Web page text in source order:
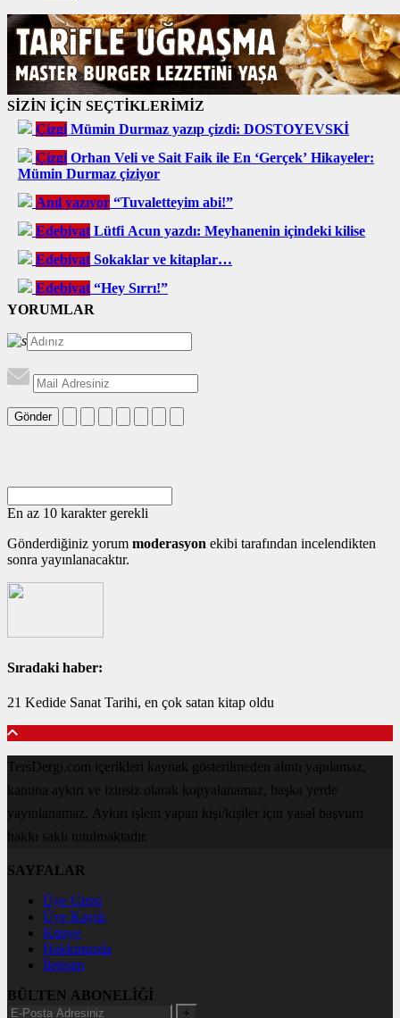
SİZİN İÇİN SEÇTİKLERİMİZ
Çizgi Mümin Durmaz yazıp çizdi: DOSTOYEVSKİ
Çizgi Orhan Veli ve Sait Faik ile En ‘Gerçek’ Hikayeler:
Mümin Durmaz çiziyor
Anıl yazıyor “Tuvaletteyim abi!”
Edebiyat Lütfi Acun yazdı: Meyhanenin içindeki kilise
Edebiyat Sokaklar ve kitaplar…
Edebiyat “Hey Sırrı!”
YORUMLAR
Gönder
En az 10 karakter gerekli
Gönderdiğiniz yorum moderasyon ekibi tarafından incelendikten
sonra yayınlanacaktır.
Sıradaki haber:
21 Kedide Sanat Tarihi, en çok satan kitap oldu
TersDergi.com içerikleri kaynak gösterilmeden alıntı yapılamaz,
kanuna aykırı ve izinsiz olarak kopyalanamaz, başka yerde
yayınlanamaz. Aykırı işlem yapan kişi/kişiler için yasal başvuru
hakkı saklı tutulmaktadır.
SAYFALAR
Üye Girişi
Üye Kaydı
Künye
Hakkımızda
İletişim
BÜLTEN ABONELİĞİ
+